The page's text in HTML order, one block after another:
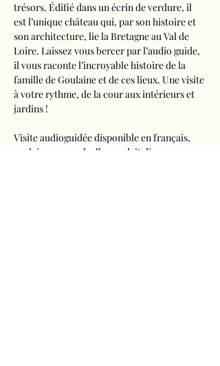
trésors. Édifié dans un écrin de verdure, il
est l’unique château qui, par son histoire et
son architecture, lie la Bretagne au Val de
Loire. Laissez vous bercer par l’audio guide,
il vous raconte l’incroyable histoire de la
famille de Goulaine et de ces lieux. Une visite
à votre rythme, de la cour aux intérieurs et
jardins !
Visite audioguidée disponible en français,
anglais, espagnol, allemand, italien,